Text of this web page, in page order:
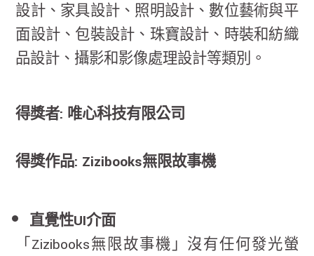
設計、家具設計、照明設計、數位藝術與平
面設計、包裝設計、珠寶設計、時裝和紡織
品設計、攝影和影像處理設計等類別。
得獎者: 唯心科技有限公司
得獎作品: Zizibooks無限故事機
直覺性UI介面
「Zizibooks無限故事機」沒有任何發光螢